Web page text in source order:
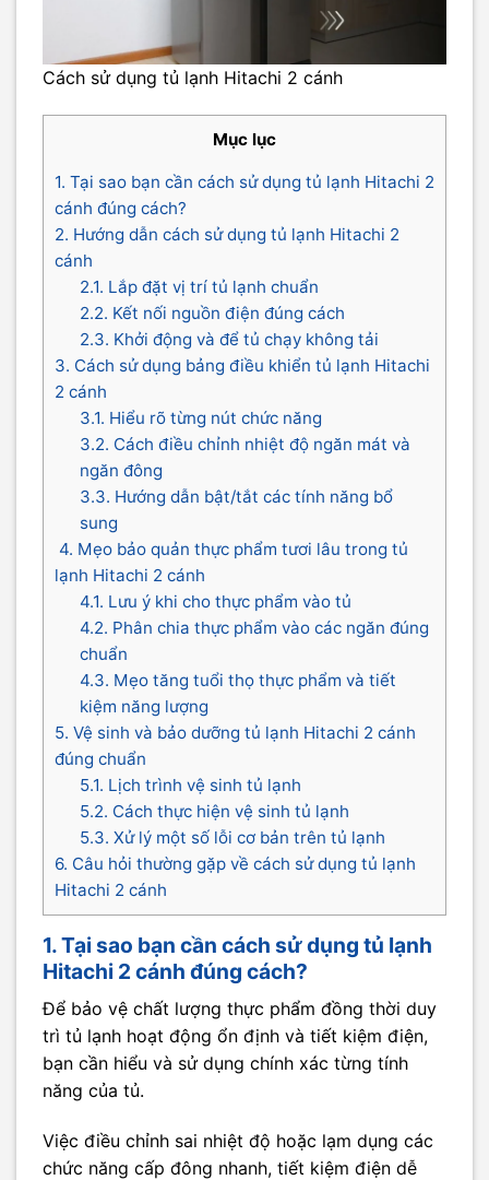
Cách sử dụng tủ lạnh Hitachi 2 cánh
Mục lục
1. Tại sao bạn cần cách sử dụng tủ lạnh Hitachi 2
cánh đúng cách?
2. Hướng dẫn cách sử dụng tủ lạnh Hitachi 2
cánh
2.1. Lắp đặt vị trí tủ lạnh chuẩn
2.2. Kết nối nguồn điện đúng cách
2.3. Khởi động và để tủ chạy không tải
3. Cách sử dụng bảng điều khiển tủ lạnh Hitachi
2 cánh
3.1. Hiểu rõ từng nút chức năng
3.2. Cách điều chỉnh nhiệt độ ngăn mát và
ngăn đông
3.3. Hướng dẫn bật/tắt các tính năng bổ
sung
4. Mẹo bảo quản thực phẩm tươi lâu trong tủ
lạnh Hitachi 2 cánh
4.1. Lưu ý khi cho thực phẩm vào tủ
4.2. Phân chia thực phẩm vào các ngăn đúng
chuẩn
4.3. Mẹo tăng tuổi thọ thực phẩm và tiết
kiệm năng lượng
5. Vệ sinh và bảo dưỡng tủ lạnh Hitachi 2 cánh
đúng chuẩn
5.1. Lịch trình vệ sinh tủ lạnh
5.2. Cách thực hiện vệ sinh tủ lạnh
5.3. Xử lý một số lỗi cơ bản trên tủ lạnh
6. Câu hỏi thường gặp về cách sử dụng tủ lạnh
Hitachi 2 cánh
1. Tại sao bạn cần cách sử dụng tủ lạnh
Hitachi 2 cánh đúng cách?
Để bảo vệ chất lượng thực phẩm đồng thời duy
trì tủ lạnh hoạt động ổn định và tiết kiệm điện,
bạn cần hiểu và sử dụng chính xác từng tính
năng của tủ.
Việc điều chỉnh sai nhiệt độ hoặc lạm dụng các
chức năng cấp đông nhanh, tiết kiệm điện dễ